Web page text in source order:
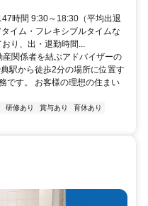
典駅」徒歩2分※千葉エリア
一切ありません！
時間 9:30～18:30（平均出退
イム・フレキシブルタイムな
り、出・退勤時間...
関係者を結ぶアドバイザーの
駅から徒歩2分の場所に位置す
です。 お客様の理想の住まい
研修あり 賞与あり
育休あり